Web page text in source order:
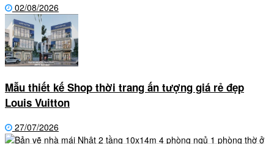
02/08/2026
Mẫu thiết kế Shop thời trang ấn tượng giá rẻ đẹp
Louis Vuitton
27/07/2026